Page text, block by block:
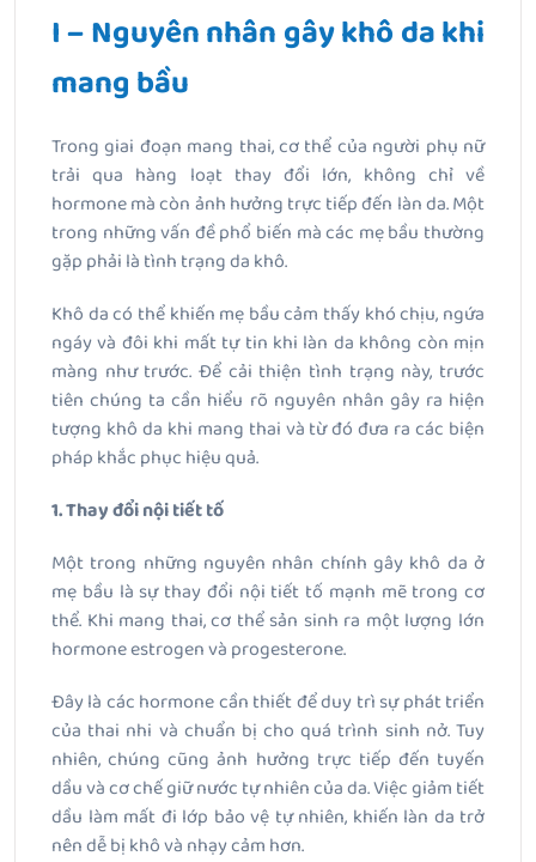
I – Nguyên nhân gây khô da khi
mang bầu
Trong giai đoạn mang thai, cơ thể của người phụ nữ
trải qua hàng loạt thay đổi lớn, không chỉ về
hormone mà còn ảnh hưởng trực tiếp đến làn da. Một
trong những vấn đề phổ biến mà các mẹ bầu thường
gặp phải là tình trạng da khô.
Khô da có thể khiến mẹ bầu cảm thấy khó chịu, ngứa
ngáy và đôi khi mất tự tin khi làn da không còn mịn
màng như trước. Để cải thiện tình trạng này, trước
tiên chúng ta cần hiểu rõ nguyên nhân gây ra hiện
tượng khô da khi mang thai và từ đó đưa ra các biện
pháp khắc phục hiệu quả.
1. Thay đổi nội tiết tố
Một trong những nguyên nhân chính gây khô da ở
mẹ bầu là sự thay đổi nội tiết tố mạnh mẽ trong cơ
thể. Khi mang thai, cơ thể sản sinh ra một lượng lớn
hormone estrogen và progesterone.
Đây là các hormone cần thiết để duy trì sự phát triển
của thai nhi và chuẩn bị cho quá trình sinh nở. Tuy
nhiên, chúng cũng ảnh hưởng trực tiếp đến tuyến
dầu và cơ chế giữ nước tự nhiên của da. Việc giảm tiết
dầu làm mất đi lớp bảo vệ tự nhiên, khiến làn da trở
nên dễ bị khô và nhạy cảm hơn.